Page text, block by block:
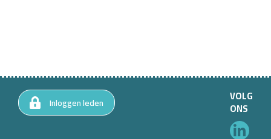
Inloggen leden VOLG
ONS